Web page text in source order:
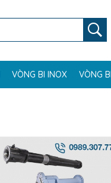
VÒNG BI INOX VÒNG